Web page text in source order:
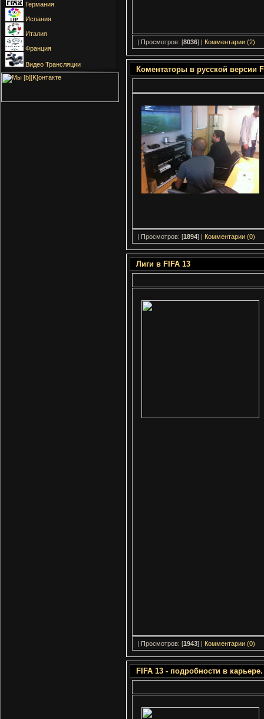
Германия
Испания
Италия
Франция
Видео Трансляции
| Просмотров: [8036] | Комментарии (2)
Коментаторы в русской версии
| Просмотров: [1894] | Комментарии (0)
Лиги в FIFA 13
| Просмотров: [1943] | Комментарии (0)
FIFA 13 - подробности в карьере.